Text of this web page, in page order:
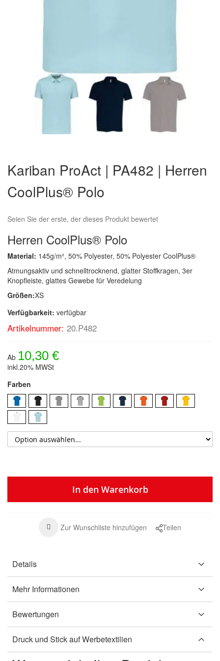
der
Bildergalerie
springen
Kariban ProAct | PA482 | Herren
CoolPlus® Polo
Seien Sie der erste, der dieses Produkt bewertet
Herren CoolPlus® Polo
Material: 145g/m², 50% Polyester, 50% Polyester CoolPlus®
Atmungsaktiv und schnelltrocknend, glatter Stoffkragen, 3er
Knopfleiste, glattes Gewebe für Veredelung
Größen:XS
Verfügbarkeit: verfügbar
Artikelnummer: 20.P482
Ab 10,30 €
inkl.20% MWSt
Farben
In den Warenkorb
Zur Wunschliste hinzufügen Teilen
Details
Mehr Informationen
Bewertungen
Druck und Stick auf Werbetextilien